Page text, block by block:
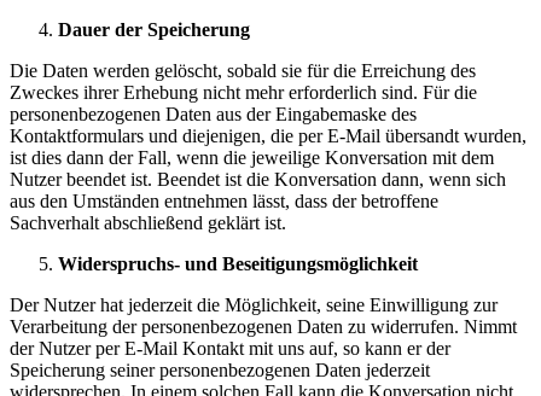
Dauer der Speicherung
Die Daten werden gelöscht, sobald sie für die Erreichung des
Zweckes ihrer Erhebung nicht mehr erforderlich sind. Für die
personenbezogenen Daten aus der Eingabemaske des
Kontaktformulars und diejenigen, die per E-Mail übersandt wurden,
ist dies dann der Fall, wenn die jeweilige Konversation mit dem
Nutzer beendet ist. Beendet ist die Konversation dann, wenn sich
aus den Umständen entnehmen lässt, dass der betroffene
Sachverhalt abschließend geklärt ist.
Widerspruchs- und Beseitigungsmöglichkeit
Der Nutzer hat jederzeit die Möglichkeit, seine Einwilligung zur
Verarbeitung der personenbezogenen Daten zu widerrufen. Nimmt
der Nutzer per E-Mail Kontakt mit uns auf, so kann er der
Speicherung seiner personenbezogenen Daten jederzeit